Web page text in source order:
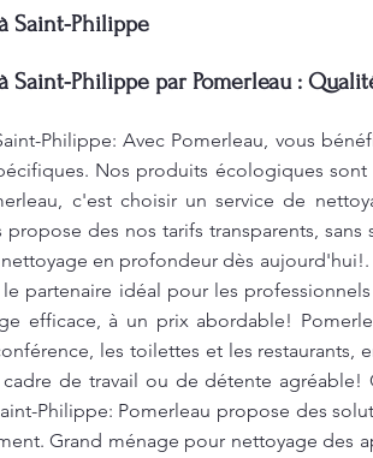
Saint-Philippe
Saint-Philippe par Pomerleau :
Philippe: Avec Pomerleau, vous
Nos produits écologiques
c'est choisir un service de
propose des nos tarifs transparents,
en profondeur dès
partenaire idéal pour les
efficace, à un prix abordable!
les toilettes et les
de travail ou de détente
Philippe: Pomerleau propose des
Grand ménage pour nettoyage des